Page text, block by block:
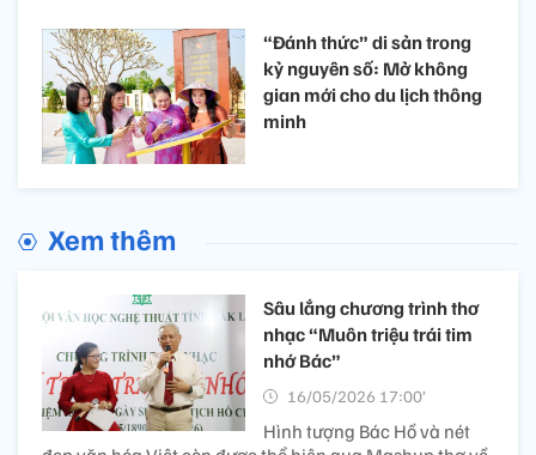
“Đánh thức” di sản trong
kỷ nguyên số: Mở không
gian mới cho du lịch thông
minh
Xem thêm
Sâu lắng chương trình thơ
nhạc “Muôn triệu trái tim
nhớ Bác”
16/05/2026 17:00’
Hình tượng Bác Hồ và nét